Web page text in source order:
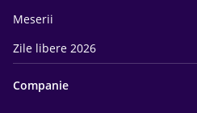
Meserii
Zile libere 2026
Companie